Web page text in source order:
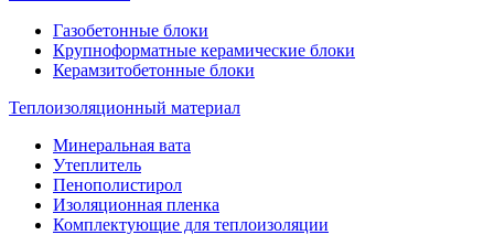
Газобетонные блоки
Крупноформатные керамические блоки
Керамзитобетонные блоки
Теплоизоляционный материал
Минеральная вата
Утеплитель
Пенополистирол
Изоляционная пленка
Комплектующие для теплоизоляции